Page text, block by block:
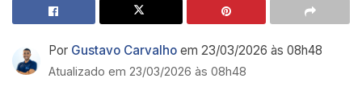
Por Gustavo Carvalho em 23/03/2026 às 08h48
Atualizado em 23/03/2026 às 08h48